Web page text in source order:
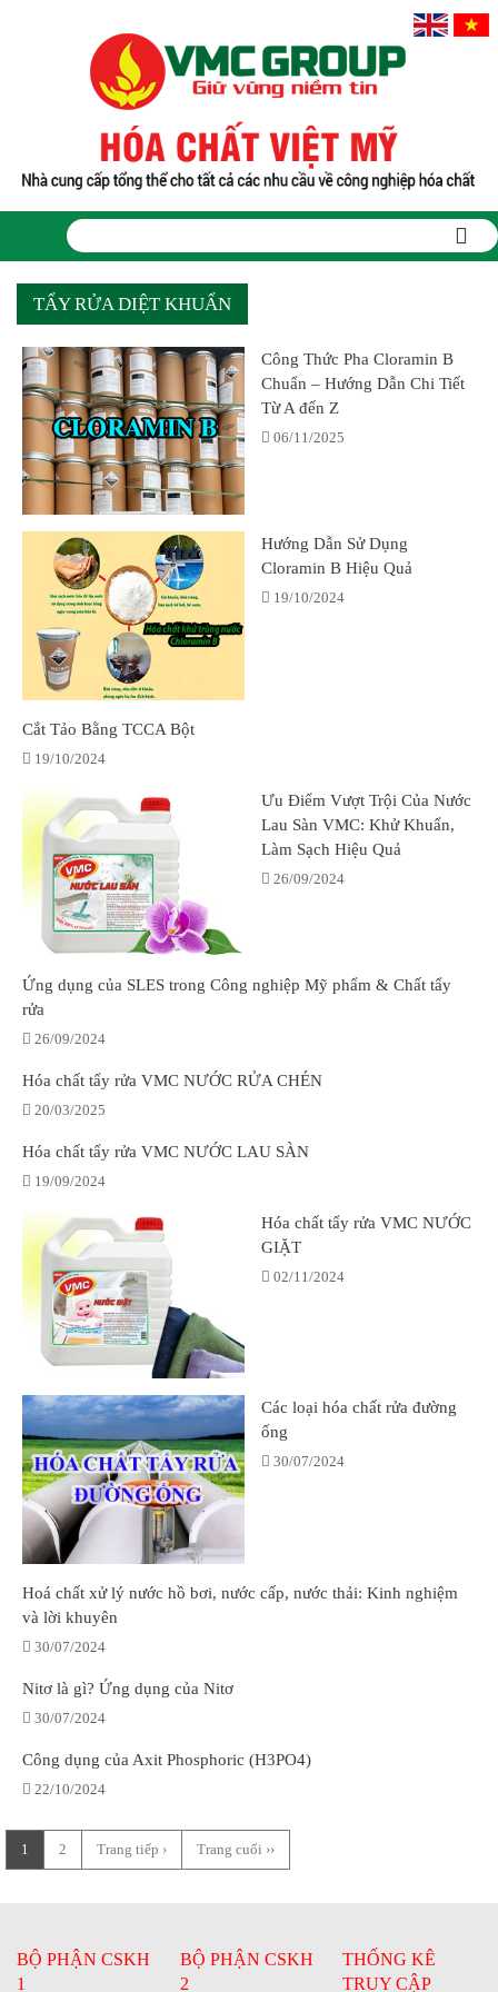
TẨY RỬA DIỆT KHUẨN
Công Thức Pha Cloramin B
Chuẩn – Hướng Dẫn Chi Tiết
Từ A đến Z
06/11/2025
Hướng Dẫn Sử Dụng
Cloramin B Hiệu Quả
19/10/2024
Cắt Tảo Bằng TCCA Bột
19/10/2024
Ưu Điểm Vượt Trội Của Nước
Lau Sàn VMC: Khử Khuẩn,
Làm Sạch Hiệu Quả
26/09/2024
Ứng dụng của SLES trong Công nghiệp Mỹ phẩm & Chất tẩy
rửa
26/09/2024
Hóa chất tẩy rửa VMC NƯỚC RỬA CHÉN
20/03/2025
Hóa chất tẩy rửa VMC NƯỚC LAU SÀN
19/09/2024
Hóa chất tẩy rửa VMC NƯỚC
GIẶT
02/11/2024
Các loại hóa chất rửa đường
ống
30/07/2024
Hoá chất xử lý nước hồ bơi, nước cấp, nước thải: Kinh nghiệm
và lời khuyên
30/07/2024
Nitơ là gì? Ứng dụng của Nitơ
30/07/2024
Công dụng của Axit Phosphoric (H3PO4)
22/10/2024
1 2 Trang tiếp › Trang cuối ››
BỘ PHẬN CSKH
1
BỘ PHẬN CSKH
2
THỐNG KÊ
TRUY CẬP